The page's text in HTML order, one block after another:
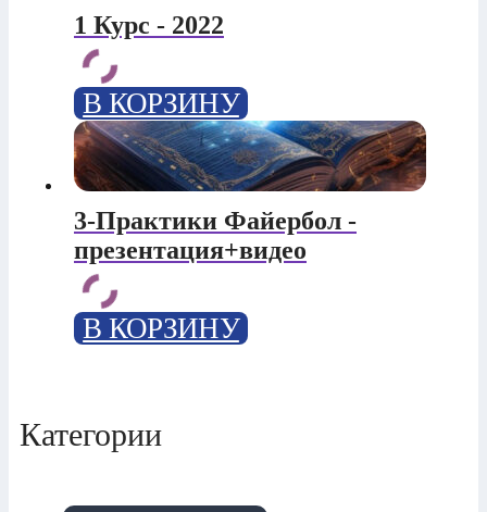
1 Курс - 2022
В КОРЗИНУ
3-Практики Файербол -
презентация+видео
В КОРЗИНУ
Категории